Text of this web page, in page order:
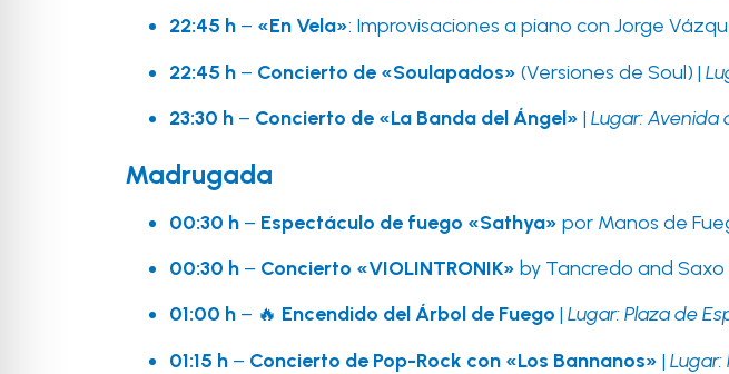
22:45 h – «En Vela»: Improvisaciones a piano con Jorge
22:45 h – Concierto de «Soulapados» (Versiones de Soul) |
23:30 h – Concierto de «La Banda del Ángel» | Lugar: Avenida
Madrugada
00:30 h – Espectáculo de fuego «Sathya» por Manos de
00:30 h – Concierto «VIOLINTRONIK» by Tancredo and Saxo
01:00 h – 🔥 Encendido del Árbol de Fuego | Lugar: Plaza de
01:15 h – Concierto de Pop-Rock con «Los Bannanos» | Lugar: